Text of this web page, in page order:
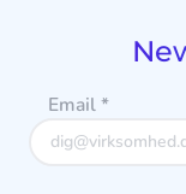
Email*